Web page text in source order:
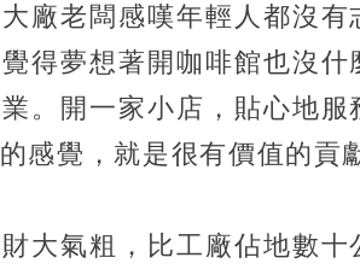
廠老闆感嘆年輕人都沒
得夢想著開咖啡館也沒
。開一家小店，貼心地
感覺，就是很有價值的貢
大氣粗，比工廠佔地數